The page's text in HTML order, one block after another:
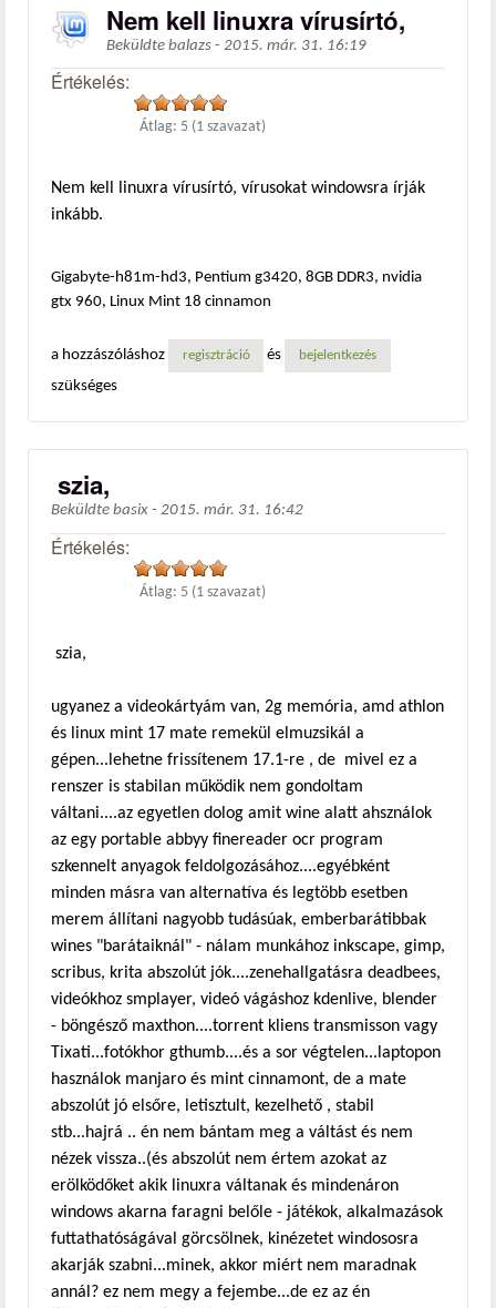
Nem kell linuxra vírusírtó,
Beküldte balazs - 2015. már. 31. 16:19
Értékelés:
Átlag: 5 (1 szavazat)
Nem kell linuxra vírusírtó, vírusokat windowsra írják
inkább.
Gigabyte-h81m-hd3, Pentium g3420, 8GB DDR3, nvidia
gtx 960, Linux Mint 18 cinnamon
a hozzászóláshoz regisztráció és bejelentkezés
szükséges
szia,
Beküldte basix - 2015. már. 31. 16:42
Értékelés:
Átlag: 5 (1 szavazat)
szia,
ugyanez a videokártyám van, 2g memória, amd athlon
és linux mint 17 mate remekül elmuzsikál a
gépen...lehetne frissítenem 17.1-re , de mivel ez a
renszer is stabilan működik nem gondoltam
váltani....az egyetlen dolog amit wine alatt ahsználok
az egy portable abbyy finereader ocr program
szkennelt anyagok feldolgozásához....egyébként
minden másra van alternatíva és legtöbb esetben
merem állítani nagyobb tudásúak, emberbarátibbak
wines "barátaiknál" - nálam munkához inkscape, gimp,
scribus, krita abszolút jók....zenehallgatásra deadbees,
videókhoz smplayer, videó vágáshoz kdenlive, blender
- böngésző maxthon....torrent kliens transmisson vagy
Tixati...fotókhor gthumb....és a sor végtelen...laptopon
használok manjaro és mint cinnamont, de a mate
abszolút jó elsőre, letisztult, kezelhető , stabil
stb...hajrá .. én nem bántam meg a váltást és nem
nézek vissza..(és abszolút nem értem azokat az
erölködőket akik linuxra váltanak és mindenáron
windows akarna faragni belőle - játékok, alkalmazások
futtathatóságával görcsölnek, kinézetet windososra
akarják szabni...minek, akkor miért nem maradnak
annál? ez nem megy a fejembe...de ez az én